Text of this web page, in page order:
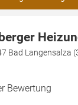
Bad Langensalza
Bewertung